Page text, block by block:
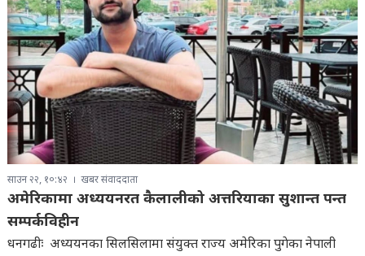
साउन २२, १०:४२ खबर संवाददाता
अमेरिकामा अध्ययनरत कैलालीको अत्तरियाका सुशान्त पन्त
सम्पर्कविहीन
धनगढीः अध्ययनका सिलसिलामा संयुक्त राज्य अमेरिका पुगेका नेपाली